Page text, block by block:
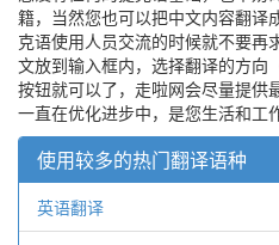
籍，当然您也可以把中文内容翻译
克语使用人员交流的时候就不要再
文放到输入框内，选择翻译的方向
按钮就可以了，走啦网会尽量提供
一直在优化进步中，是您生活和工
使用较多的热门翻译语种
英语翻译